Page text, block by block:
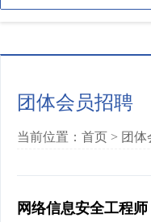
首页
关于学会
公示公告
团体会员招聘
当前位置：首页 > 团体
网络信息安全工程师